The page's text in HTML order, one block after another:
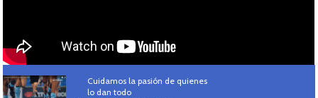
Cuidamos la pasión de quienes
lo dan todo